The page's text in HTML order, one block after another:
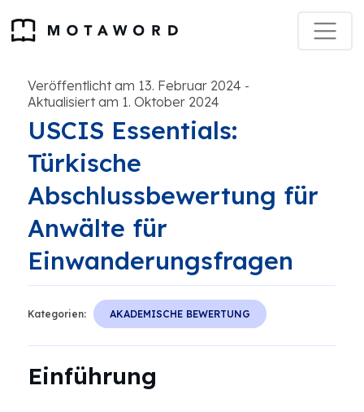
Veröffentlicht am 13. Februar 2024 -
Aktualisiert am 1. Oktober 2024
USCIS Essentials:
Türkische
Abschlussbewertung für
Anwälte für
Einwanderungsfragen
Kategorien: AKADEMISCHE BEWERTUNG
Einführung